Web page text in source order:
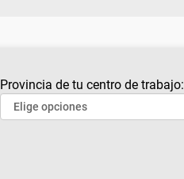
Provincia de tu centro de trabajo: